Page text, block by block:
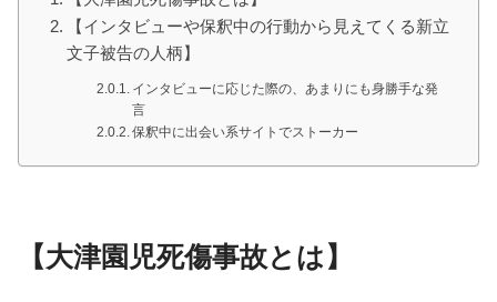
【インタビューや保釈中の行動から見えてくる新立
文子被告の人柄】
インタビューに応じた際の、あまりにも身勝手な発
言
保釈中に出会い系サイトでストーカー
【大津園児死傷事故とは】